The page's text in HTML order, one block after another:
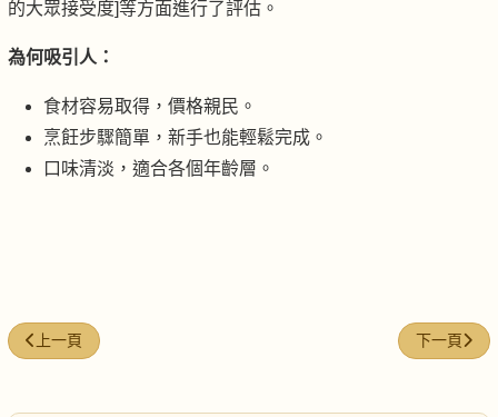
的大眾接受度]等方面進行了評估。
為何吸引人：
食材容易取得，價格親民。
烹飪步驟簡單，新手也能輕鬆完成。
口味清淡，適合各個年齡層。
上一篇文章: 鹹蛋大豆芽豬排骨湯
上一頁 下一篇文章
下一頁